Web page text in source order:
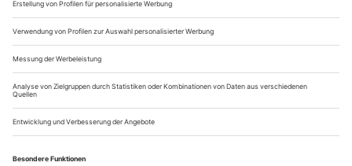
Taulant Shehu aus Albanien tanzte bis 2025 im Hessischen
Staatsballett; in...
Die Lehrerin: Angélique Willkie
Sie sind Performerin, Sängerin, Dramaturgin, Pädagogin und
Dozentin an der Concordia University in Montréal, Kanada. Beim
Wiener «ImPulsTanz»-Festival werden Sie zwei Workshops leiten:
«Voice & Movement» und «No Neutral Canvas: a personal